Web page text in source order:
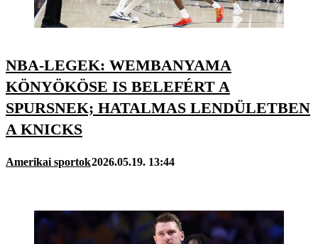
NBA-LEGEK: WEMBANYAMA
KÖNYÖKÖSE IS BELEFÉRT A
SPURSNEK; HATALMAS LENDÜLETBEN
A KNICKS
Amerikai sportok2026.05.19. 13:44